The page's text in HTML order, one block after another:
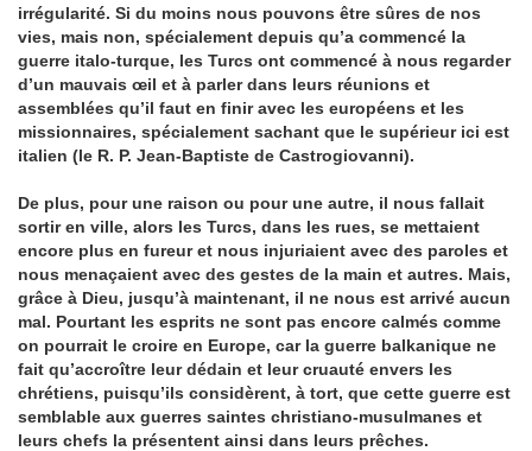
irrégularité. Si du moins nous pouvons être sûres de nos
vies, mais non, spécialement depuis qu’a commencé la
guerre italo-turque, les Turcs ont commencé à nous regarder
d’un mauvais œil et à parler dans leurs réunions et
assemblées qu’il faut en finir avec les européens et les
missionnaires, spécialement sachant que le supérieur ici est
italien (le R. P. Jean-Baptiste de Castrogiovanni).
De plus, pour une raison ou pour une autre, il nous fallait
sortir en ville, alors les Turcs, dans les rues, se mettaient
encore plus en fureur et nous injuriaient avec des paroles et
nous menaçaient avec des gestes de la main et autres. Mais,
grâce à Dieu, jusqu’à maintenant, il ne nous est arrivé aucun
mal. Pourtant les esprits ne sont pas encore calmés comme
on pourrait le croire en Europe, car la guerre balkanique ne
fait qu’accroître leur dédain et leur cruauté envers les
chrétiens, puisqu’ils considèrent, à tort, que cette guerre est
semblable aux guerres saintes christiano-musulmanes et
leurs chefs la présentent ainsi dans leurs prêches.